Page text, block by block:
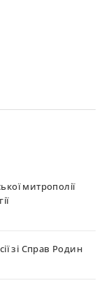
митрополії
зі Справ Родин